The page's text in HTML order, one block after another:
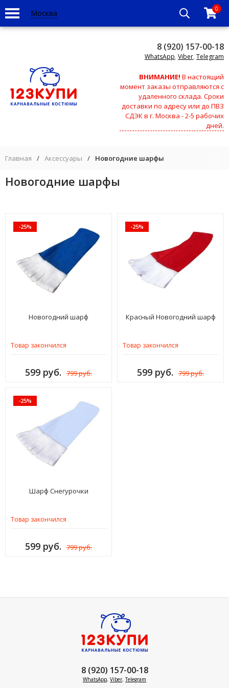
Москва 0
8 (920) 157-00-18
WhatsApp, Viber, Telegram
ВНИМАНИЕ! В настоящий
момент заказы отправляются с
удаленного склада. Сроки
доставки по адресу или до ПВЗ
СДЭК в г. Москва - 2-5 рабочих
дней.
Главная / Аксессуары / Новогодние шарфы
Новогодние шарфы
-25%
Новогодний шарф
Товар закончился
599 руб. 799 руб.
-25%
Красный Новогодний шарф
Товар закончился
599 руб. 799 руб.
-25%
Шарф Снегурочки
Товар закончился
599 руб. 799 руб.
8 (920) 157-00-18
WhatsApp, Viber,Telegram